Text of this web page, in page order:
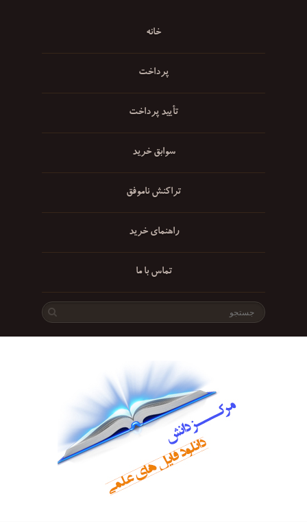
خانه
پرداخت
تأیید پرداخت
سوابق خرید
تراکنش ناموفق
راهنمای خرید
تماس با ما